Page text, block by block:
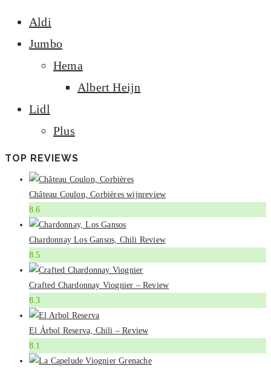
Aldi
Jumbo
Hema
Albert Heijn
Lidl
Plus
TOP REVIEWS
Château Coulon, Corbières wijnreview
8.6
Chardonnay Los Gansos, Chili Review
8.5
Crafted Chardonnay Viognier – Review
8.3
El Árbol Reserva, Chili – Review
8.1